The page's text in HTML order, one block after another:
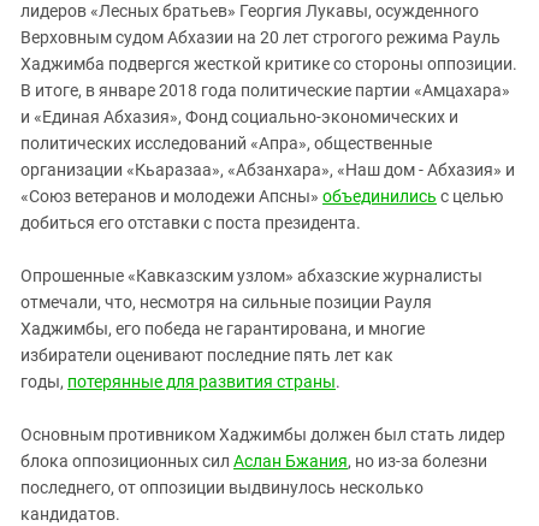
лидеров «Лесных братьев» Георгия Лукавы, осужденного
Верховным судом Абхазии на 20 лет строгого режима Рауль
Хаджимба подвергся жесткой критике со стороны оппозиции.
В итоге, в январе 2018 года политические партии «Амцахара»
и «Единая Абхазия», Фонд социально-экономических и
политических исследований «Апра», общественные
организации «Кьаразаа», «Абзанхара», «Наш дом - Абхазия» и
«Союз ветеранов и молодежи Апсны» объединились с целью
добиться его отставки с поста президента.
Опрошенные «Кавказским узлом» абхазские журналисты
отмечали, что, несмотря на сильные позиции Рауля
Хаджимбы, его победа не гарантирована, и многие
избиратели оценивают последние пять лет как
годы, потерянные для развития страны.
Основным противником Хаджимбы должен был стать лидер
блока оппозиционных сил Аслан Бжания, но из-за болезни
последнего, от оппозиции выдвинулось несколько
кандидатов.